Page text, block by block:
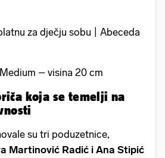
za dječju sobu | Abeceda
– visina 20 cm
koja se temelji na
su tri poduzetnice,
Martinović Radić i Ana Stipić